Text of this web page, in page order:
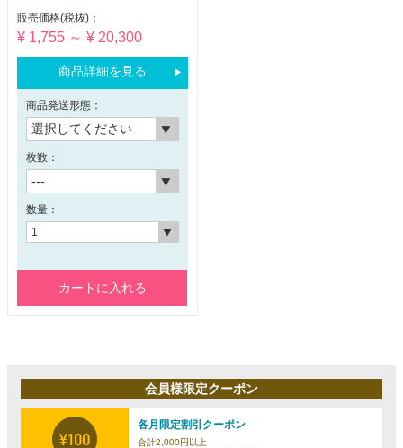
販売価格(税抜)：
¥ 1,755 ～ ¥ 20,300
商品詳細を見る
商品発送形態：
枚数：
数量：
カートに入れる
会員様限定クーポン
各月限定割引クーポン
合計2,000円以上